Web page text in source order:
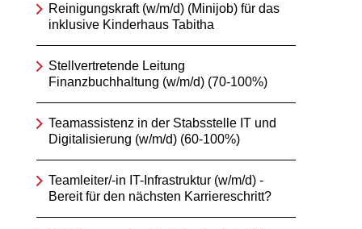
Reinigungskraft (w/m/d) (Minijob) für das
inklusive Kinderhaus Tabitha
Stellvertretende Leitung
Finanzbuchhaltung (w/m/d) (70-100%)
Teamassistenz in der Stabsstelle IT und
Digitalisierung (w/m/d) (60-100%)
Teamleiter/-in IT-Infrastruktur (w/m/d) -
Bereit für den nächsten Karriereschritt?